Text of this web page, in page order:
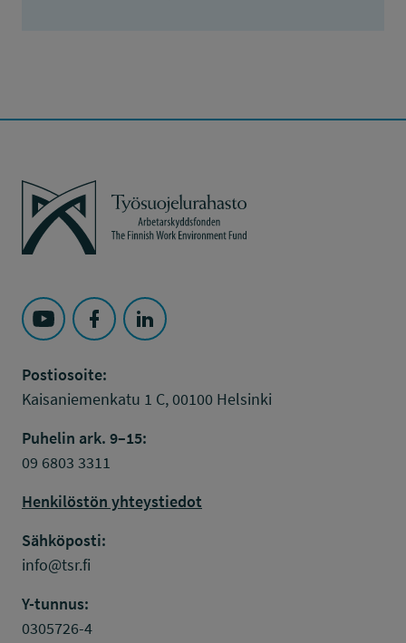
Työsuojelurahasto
Seuraa Työsuojelurahasto kohteessa: YouTube
Seuraa Työsuojelurahasto kohteessa:
Seuraa Työsuojelurahasto kohteessa:
Postiosoite:
Kaisaniemenkatu 1 C, 00100 Helsinki
Puhelin ark. 9–15:
09 6803 3311
Henkilöstön yhteystiedot
Sähköposti:
info@tsr.fi
Y-tunnus:
0305726-4